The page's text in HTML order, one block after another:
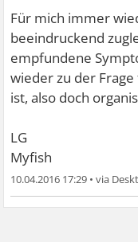
Für mich immer
beeindruckend
empfundene
wieder zu der
ist, also doch
LG
Myfish
10.04.2016 17:29 •